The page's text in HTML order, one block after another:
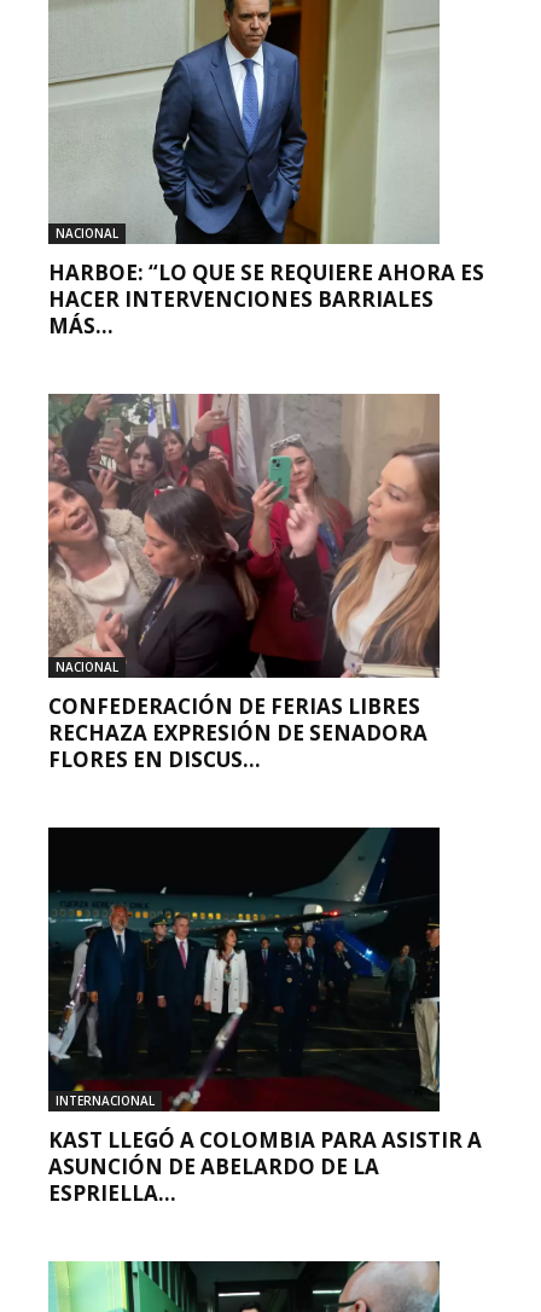
NACIONAL
HARBOE: “LO QUE SE REQUIERE AHORA ES
HACER INTERVENCIONES BARRIALES
MÁS...
NACIONAL
CONFEDERACIÓN DE FERIAS LIBRES
RECHAZA EXPRESIÓN DE SENADORA
FLORES EN DISCUS...
INTERNACIONAL
KAST LLEGÓ A COLOMBIA PARA ASISTIR A
ASUNCIÓN DE ABELARDO DE LA
ESPRIELLA...